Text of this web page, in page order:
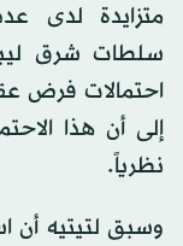
متزايدة لدى
سلطات شرق
احتمالات فرض
إلى أن هذا
نظرياً.
وسبق لتيتيه أن